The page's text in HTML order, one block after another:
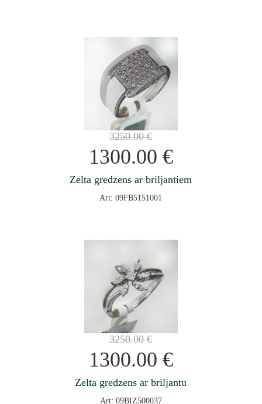
3250.00€
1300.00 €
Zelta gredzens ar briljantiem
Art: 09FB5151001
3250.00€
1300.00 €
Zelta gredzens ar briljantu
Art: 09BIZ500037